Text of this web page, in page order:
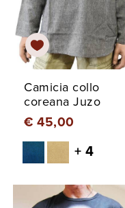
Camicia collo
coreana Juzo
€ 45,00
+ 4